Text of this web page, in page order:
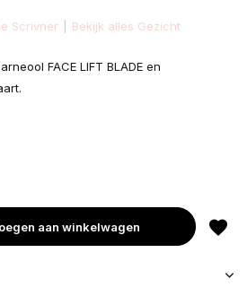
Scrivner Bekijk alles Gezicht
FACE LIFT BLADE en
aan winkelwagen